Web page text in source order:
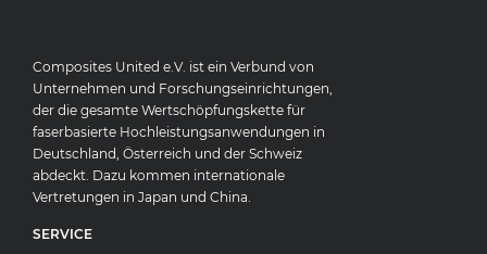
Composites United e.V. ist ein Verbund von
Unternehmen und Forschungseinrichtungen,
der die gesamte Wertschöpfungskette für
faserbasierte Hochleistungsanwendungen in
Deutschland, Österreich und der Schweiz
abdeckt. Dazu kommen internationale
Vertretungen in Japan und China.
SERVICE